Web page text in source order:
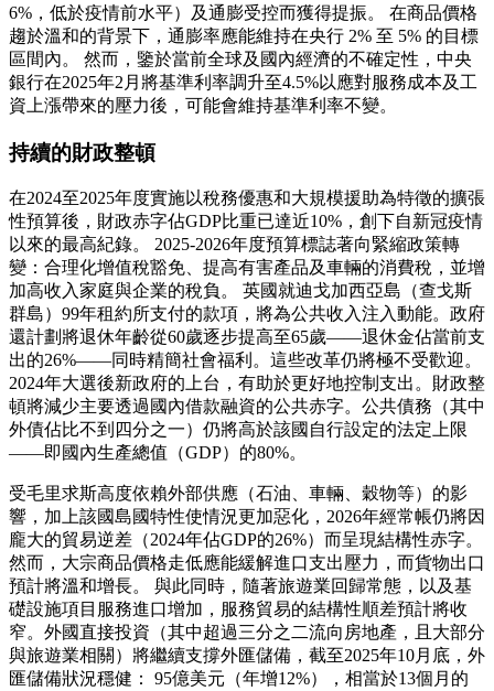
6%，低於疫情前水平）及通膨受控而獲得提振。 在商品價格
趨於溫和的背景下，通膨率應能維持在央行 2% 至 5% 的目標
區間內。 然而，鑒於當前全球及國內經濟的不確定性，中央
銀行在2025年2月將基準利率調升至4.5%以應對服務成本及工
資上漲帶來的壓力後，可能會維持基準利率不變。
持續的財政整頓
在2024至2025年度實施以稅務優惠和大規模援助為特徵的擴張
性預算後，財政赤字佔GDP比重已達近10%，創下自新冠疫情
以來的最高紀錄。 2025-2026年度預算標誌著向緊縮政策轉
變：合理化增值稅豁免、提高有害產品及車輛的消費稅，並增
加高收入家庭與企業的稅負。 英國就迪戈加西亞島（查戈斯
群島）99年租約所支付的款項，將為公共收入注入動能。政府
還計劃將退休年齡從60歲逐步提高至65歲——退休金佔當前支
出的26%——同時精簡社會福利。這些改革仍將極不受歡迎。
2024年大選後新政府的上台，有助於更好地控制支出。財政整
頓將減少主要透過國內借款融資的公共赤字。公共債務（其中
外債佔比不到四分之一）仍將高於該國自行設定的法定上限
——即國內生產總值（GDP）的80%。
受毛里求斯高度依賴外部供應（石油、車輛、穀物等）的影
響，加上該國島國特性使情況更加惡化，2026年經常帳仍將因
龐大的貿易逆差（2024年佔GDP的26%）而呈現結構性赤字。
然而，大宗商品價格走低應能緩解進口支出壓力，而貨物出口
預計將溫和增長。 與此同時，隨著旅遊業回歸常態，以及基
礎設施項目服務進口增加，服務貿易的結構性順差預計將收
窄。外國直接投資（其中超過三分之二流向房地產，且大部分
與旅遊業相關）將繼續支撐外匯儲備，截至2025年10月底，外
匯儲備狀況穩健： 95億美元（年增12%），相當於13個月的